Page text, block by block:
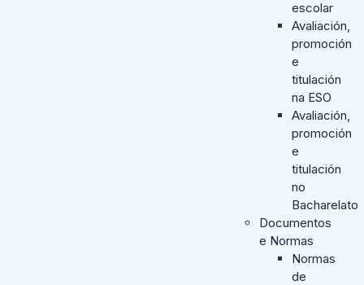
escolar
Avaliación,
promoción
e
titulación
na ESO
Avaliación,
promoción
e
titulación
no
Bacharelato
Documentos
e Normas
Normas
de